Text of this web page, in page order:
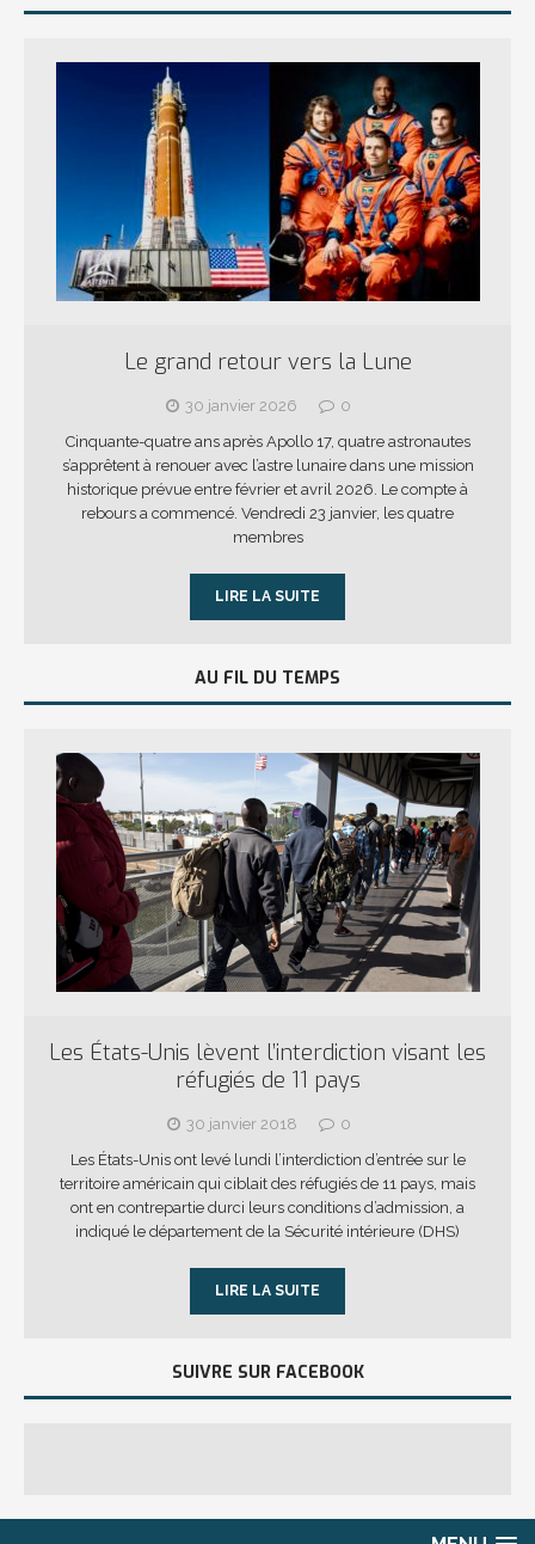
Le grand retour vers la Lune
30 janvier 2026
0
Cinquante-quatre ans après Apollo 17, quatre astronautes
s’apprêtent à renouer avec l’astre lunaire dans une mission
historique prévue entre février et avril 2026. Le compte à
rebours a commencé. Vendredi 23 janvier, les quatre
membres
LIRE LA SUITE
AU FIL DU TEMPS
Les États-Unis lèvent l’interdiction visant les
réfugiés de 11 pays
30 janvier 2018
0
Les États-Unis ont levé lundi l’interdiction d’entrée sur le
territoire américain qui ciblait des réfugiés de 11 pays, mais
ont en contrepartie durci leurs conditions d’admission, a
indiqué le département de la Sécurité intérieure (DHS)
LIRE LA SUITE
SUIVRE SUR FACEBOOK